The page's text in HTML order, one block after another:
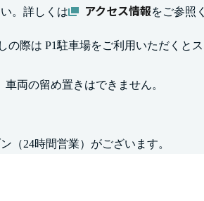
。詳しくは アクセス情報をご参照
際は P1駐車場をご利用いただくと
両の留め置きはできません。
（24時間営業）がございます。